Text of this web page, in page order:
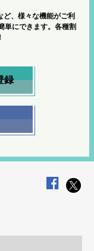
、様々な機能がご利
単にできます。各種割
録